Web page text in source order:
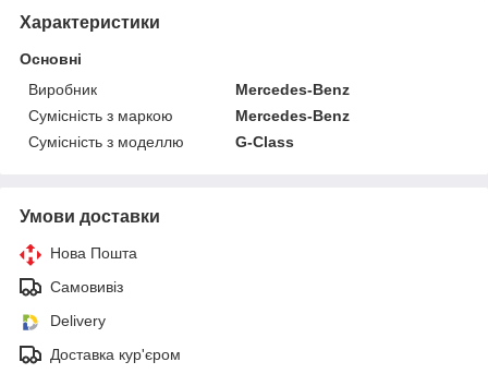
Характеристики
Основні
Виробник
Mercedes-Benz
Сумісність з маркою
Mercedes-Benz
Сумісність з моделлю
G-Class
Умови доставки
Нова Пошта
Самовивіз
Delivery
Доставка кур'єром